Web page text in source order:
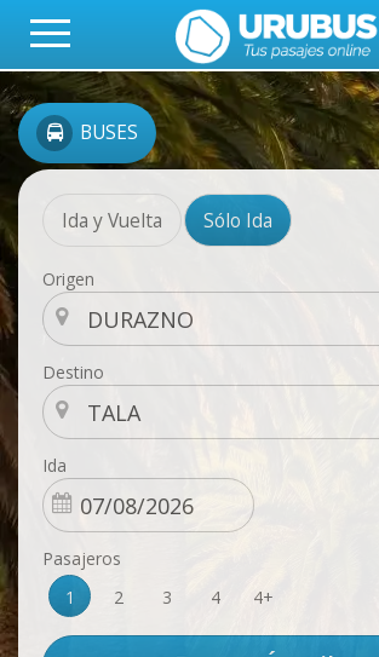
BUSES
Ida y Vuelta Sólo Ida
Origen
Destino
Ida
Pasajeros
1
2 3 4 4+